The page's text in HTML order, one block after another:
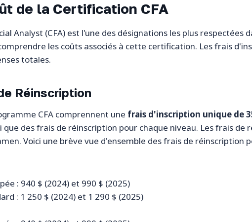
de la Certification CFA
Analyst (CFA) est l'une des désignations les plus respectées
les coûts associés à cette certification. Les frais
totales.
Réinscription
CFA comprennent une frais d'inscription unique de
que des frais de réinscription pour chaque niveau. Les frais de
Voici une brève vue d'ensemble des frais de réinscription
: 940 $ (2024) et 990 $ (2025)
: 1 250 $ (2024) et 1 290 $ (2025)